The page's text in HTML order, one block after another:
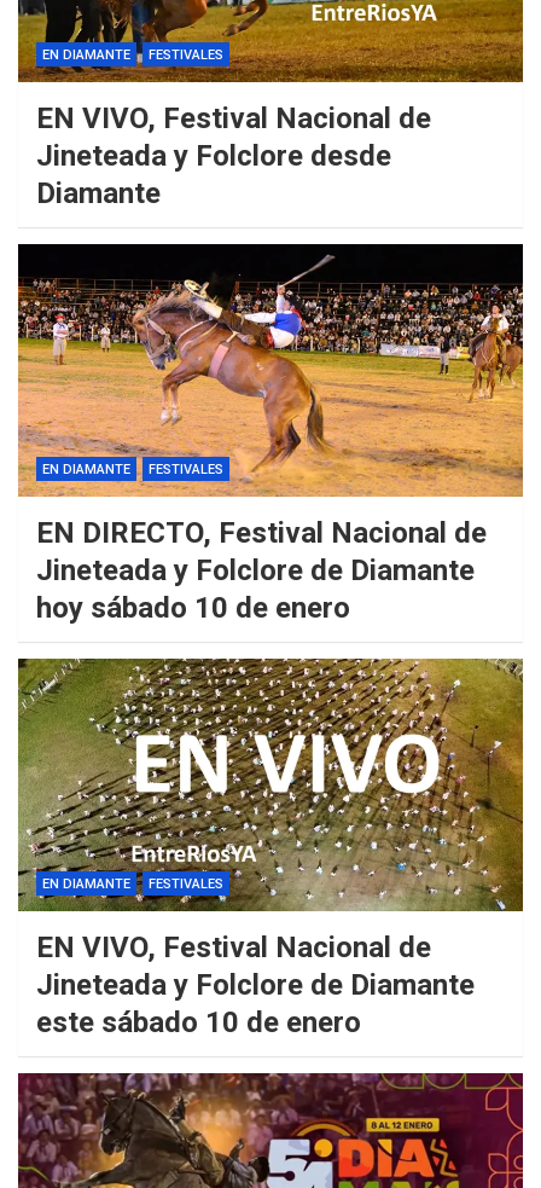
EN DIAMANTE FESTIVALES
EN VIVO, Festival Nacional de
Jineteada y Folclore desde
Diamante
EN DIAMANTE FESTIVALES
EN DIRECTO, Festival Nacional de
Jineteada y Folclore de Diamante
hoy sábado 10 de enero
EN DIAMANTE FESTIVALES
EN VIVO, Festival Nacional de
Jineteada y Folclore de Diamante
este sábado 10 de enero